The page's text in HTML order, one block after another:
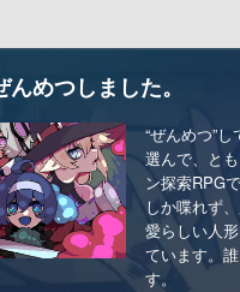
めつしました。
“ぜんめつ”
選んで、と
ン探索RPG
しか喋れず
愛らしい人
ています。
す。